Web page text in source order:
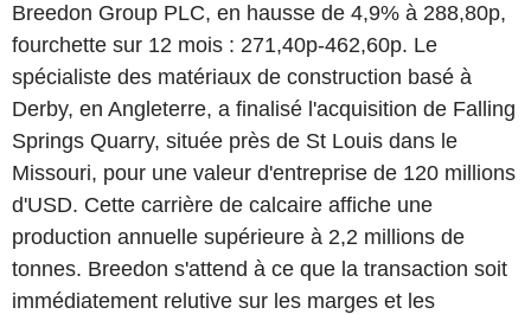
Breedon Group PLC, en hausse de 4,9% à 288,80p,
fourchette sur 12 mois : 271,40p-462,60p. Le
spécialiste des matériaux de construction basé à
Derby, en Angleterre, a finalisé l'acquisition de Falling
Springs Quarry, située près de St Louis dans le
Missouri, pour une valeur d'entreprise de 120 millions
d'USD. Cette carrière de calcaire affiche une
production annuelle supérieure à 2,2 millions de
tonnes. Breedon s'attend à ce que la transaction soit
immédiatement relutive sur les marges et les